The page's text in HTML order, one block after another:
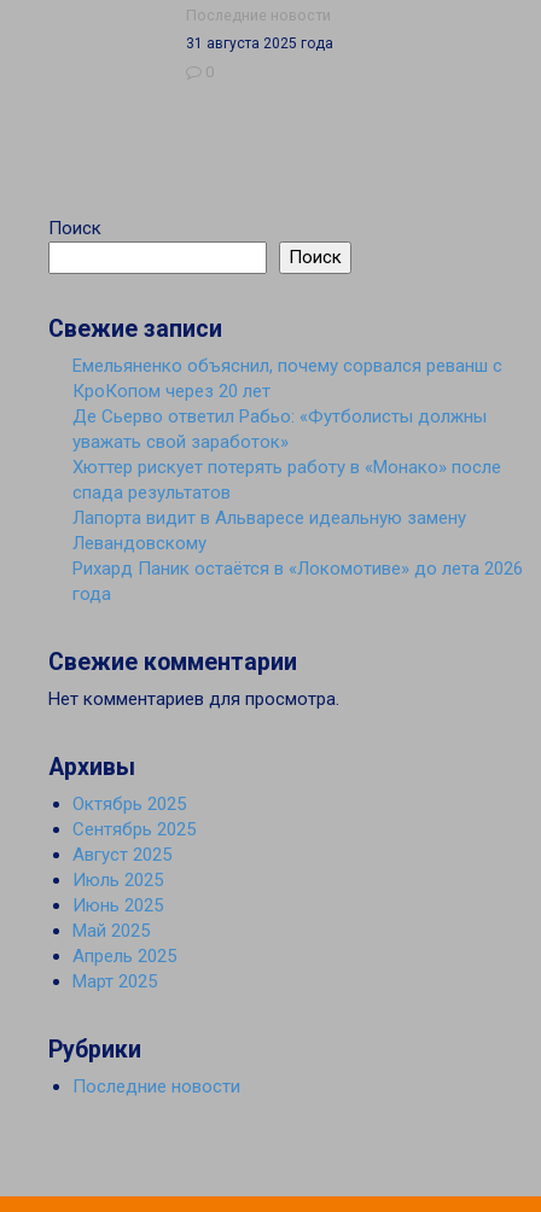
Последние новости
31 августа 2025 года
0
Поиск
Поиск
Свежие записи
Емельяненко объяснил, почему сорвался реванш с
КроКопом через 20 лет
Де Сьерво ответил Рабьо: «Футболисты должны
уважать свой заработок»
Хюттер рискует потерять работу в «Монако» после
спада результатов
Лапорта видит в Альваресе идеальную замену
Левандовскому
Рихард Паник остаётся в «Локомотиве» до лета 2026
года
Свежие комментарии
Нет комментариев для просмотра.
Архивы
Октябрь 2025
Сентябрь 2025
Август 2025
Июль 2025
Июнь 2025
Май 2025
Апрель 2025
Март 2025
Рубрики
Последние новости